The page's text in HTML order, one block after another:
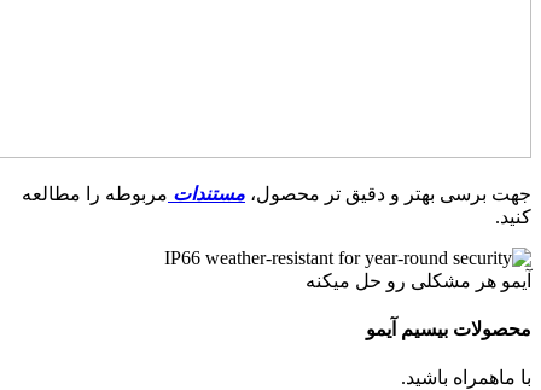
جهت برسی بهتر و دقیق تر محصول، مستندات مربوطه را مطالعه
کنید.
آیمو هر مشکلی رو حل میکنه
محصولات بیسیم آیمو
با ماهمراه باشید.